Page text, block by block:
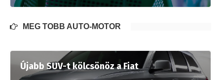
MÉG TÖBB AUTÓ-MOTOR
Újabb SUV-t kölcsönöz a Fiat